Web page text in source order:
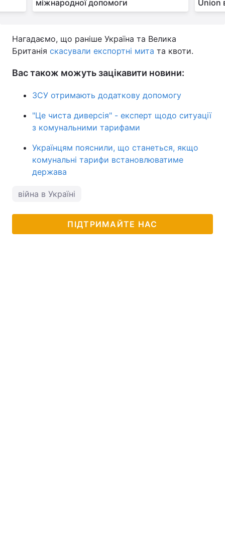
міжнародної допомоги
Union
Нагадаємо, що раніше Україна та Велика
Британія скасували експортні мита та квоти.
Вас також можуть зацікавити новини:
ЗСУ отримають додаткову допомогу
"Це чиста диверсія" - експерт щодо ситуації
з комунальними тарифами
Українцям пояснили, що станеться, якщо
комунальні тарифи встановлюватиме
держава
війна в Україні
ПІДТРИМАЙТЕ НАС